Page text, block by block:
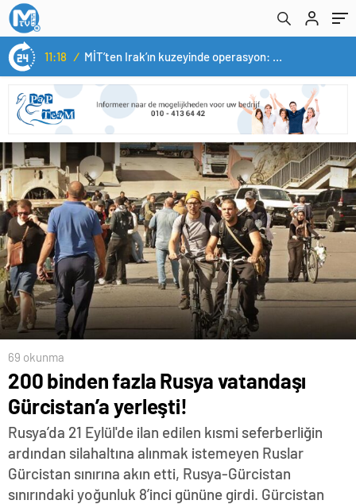
11:18 / MİT’ten Irak’ın kuzeyinde operasyon: Ramazan Güneş Türkiye’ye getirildi
69 okunma
200 binden fazla Rusya vatandaşı
Gürcistan’a yerleşti!
Rusya’da 21 Eylül'de ilan edilen kısmi seferberliğin
ardından silahaltına alınmak istemeyen Ruslar
Gürcistan sınırına akın etti, Rusya-Gürcistan
sınırındaki yoğunluk 8’inci gününe girdi. Gürcistan